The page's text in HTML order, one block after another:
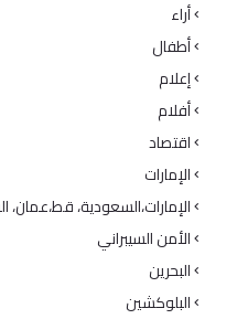
أراء
أطفال
إعلام
أفلام
اقتصاد
الإمارات
الإمارات،السعودية، قط،عمان،
الأمن السيبراني
البحرين
البلوكشين